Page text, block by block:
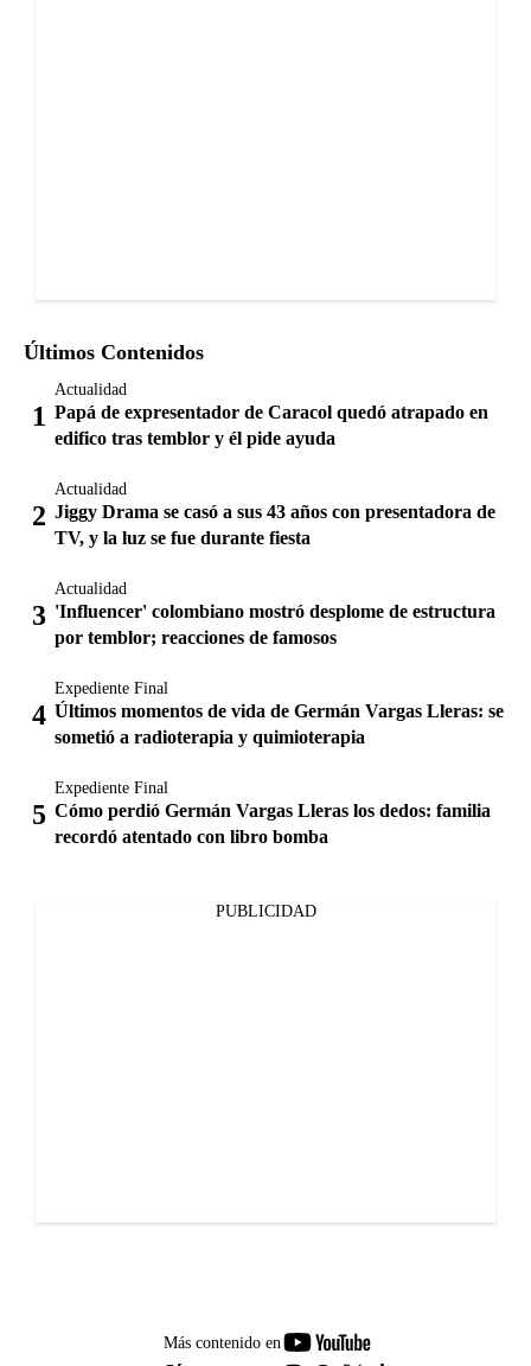
Últimos Contenidos
Actualidad
Papá de expresentador de Caracol quedó atrapado en
edifico tras temblor y él pide ayuda
Actualidad
Jiggy Drama se casó a sus 43 años con presentadora de
TV, y la luz se fue durante fiesta
Actualidad
'Influencer' colombiano mostró desplome de estructura
por temblor; reacciones de famosos
Expediente Final
Últimos momentos de vida de Germán Vargas Lleras: se
sometió a radioterapia y quimioterapia
Expediente Final
Cómo perdió Germán Vargas Lleras los dedos: familia
recordó atentado con libro bomba
PUBLICIDAD
Más contenido en
youtube-